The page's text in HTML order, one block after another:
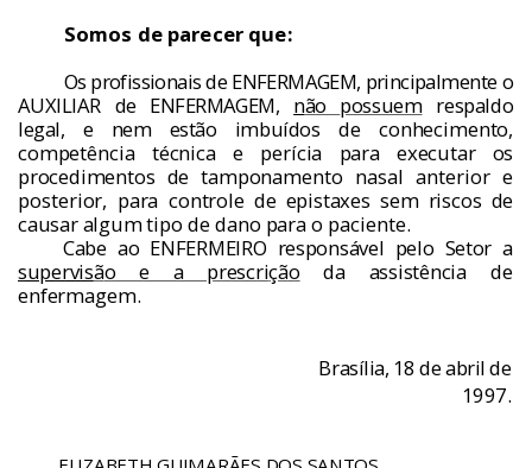
Somos de parecer que:
Os profissionais de ENFERMAGEM, princi­palmente o
AUXILIAR de ENFERMAGEM, não possuemrespaldo
legal, e nem estão imbuídos de conhecimento,
competência técnica e perí­cia para executar os
procedimentos de tampo­namento nasal anterior e
posterior, para con­trole de epistaxes sem riscos de
causar algumtipo de dano para o paciente.
Cabe ao ENFERMEIRO responsável pelo Setor a
supervisão e a prescrição da assistên­cia de
enfermagem.
Brasília, 18 de abril de
1997.